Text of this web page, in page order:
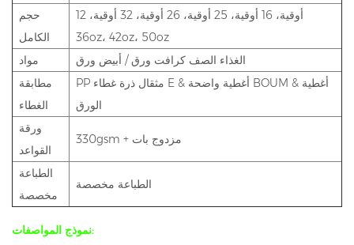
حجم
الكامل
12 أوقية، 16 أوقية، 25 أوقية، 26 أوقية، 32 أوقية،
36oz، 42oz، 50oz
مواد
الغذاء الصف كرافت ورق / أبيض ورق
مطابقة
الغطاء
PP مثقال ذرة غطاء E & أغطية واضحة BOUM & أغطية
الورق
ورقة
القواعد
330gsm + مزدوج بات
الطباعة
مخصصة
الطباعة مخصصة
نموذج المواصفات: